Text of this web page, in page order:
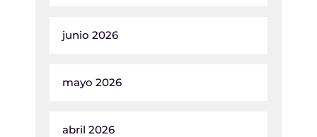
junio 2026
mayo 2026
abril 2026